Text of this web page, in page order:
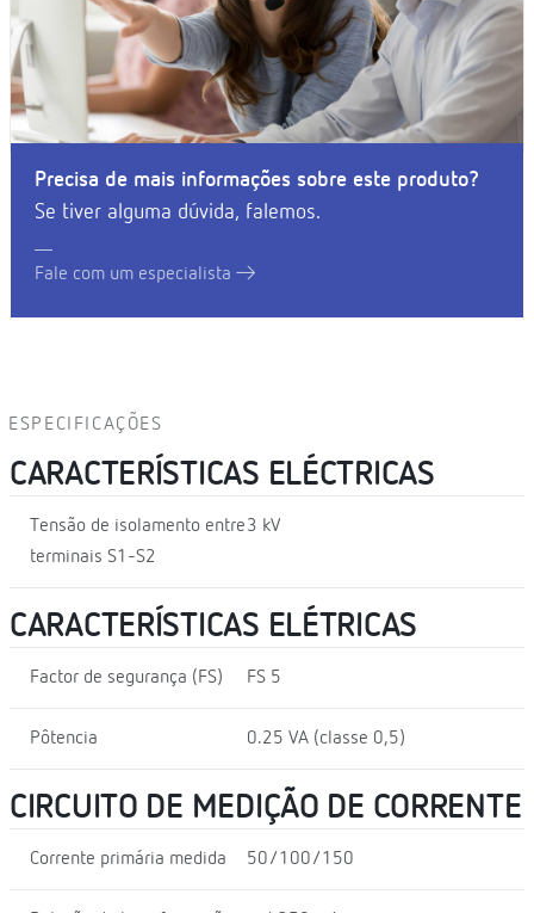
Precisa de mais informações sobre este produto?
Se tiver alguma dúvida, falemos.
Fale com um especialista
ESPECIFICAÇÕES
CARACTERÍSTICAS ELÉCTRICAS
Tensão de isolamento entre
terminais S1-S2
3 kV
CARACTERÍSTICAS ELÉTRICAS
Factor de segurança (FS) FS 5
Pôtencia 0.25 VA (classe 0,5)
CIRCUITO DE MEDIÇÃO DE CORRENTE
Corrente primária medida 50/100/150